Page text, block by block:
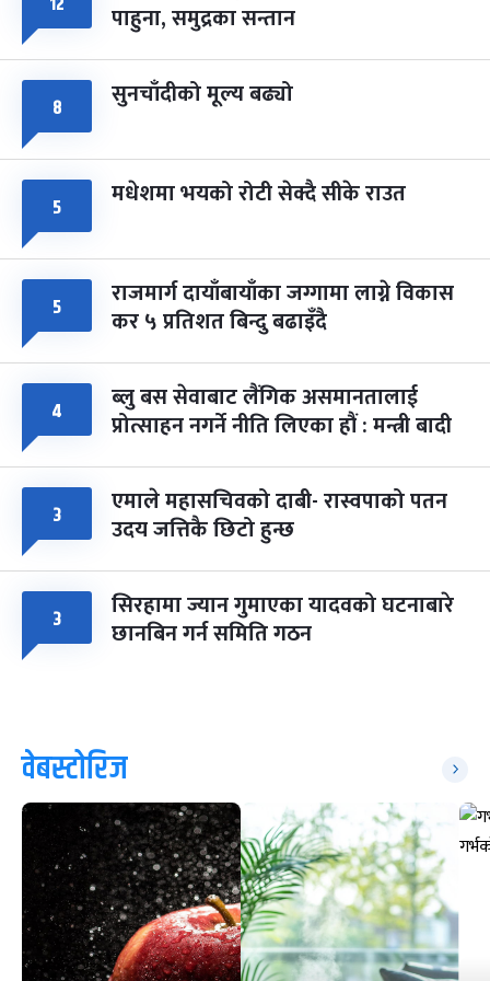
चैत्र ८, २०८३-Mar 22, 2027
पाहुना, समुद्रका सन्तान
८ सुनचाँदीको मूल्य बढ्यो
५ मधेशमा भयको रोटी सेक्दै सीके राउत
५ राजमार्ग दायाँबायाँका जग्गामा लाग्ने विकास
कर ५ प्रतिशत बिन्दु बढाइँदै
४ ब्लु बस सेवाबाट लैंगिक असमानतालाई
प्रोत्साहन नगर्ने नीति लिएका हौं : मन्त्री बादी
३ एमाले महासचिवको दाबी- रास्वपाको पतन
उदय जत्तिकै छिटो हुन्छ
३ सिरहामा ज्यान गुमाएका यादवको घटनाबारे
छानबिन गर्न समिति गठन
वेबस्टोरिज